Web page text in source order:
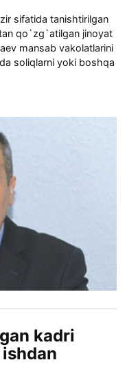
sifatida tanishtirilgan
qo`zg`atilgan jinoyat
mansab vakolatlarini
soliqlarni yoki boshqa
kadri